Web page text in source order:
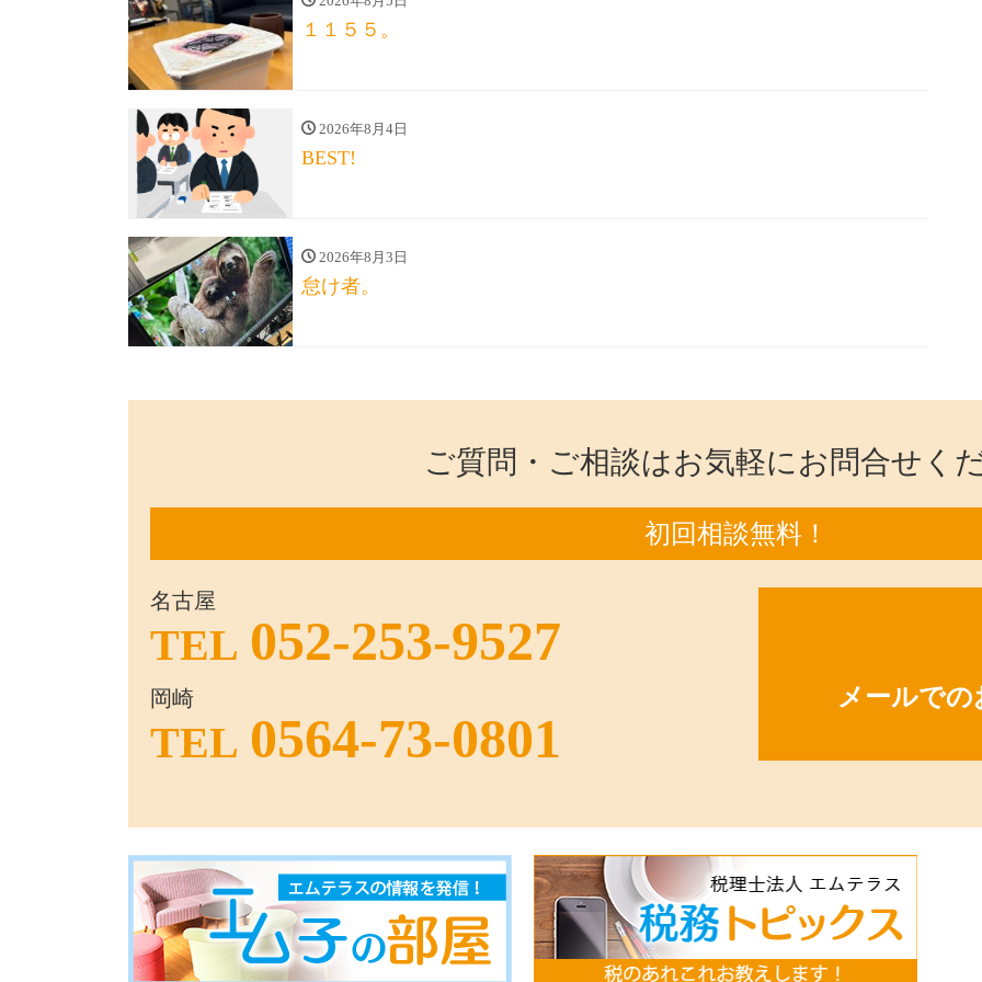
１１５５。
2026年8月4日
BEST!
2026年8月3日
怠け者。
ご質問・ご相談はお気軽にお問合せく
初回相談無料！
名古屋
TEL 052-253-9527
岡崎
TEL 0564-73-0801
メールで